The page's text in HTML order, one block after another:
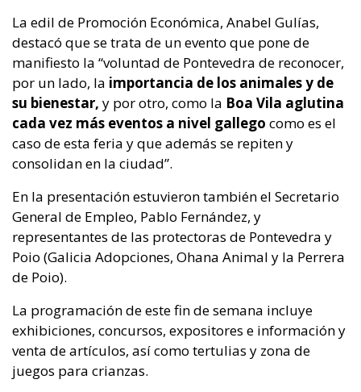
La edil de Promoción Económica, Anabel Gulías,
destacó que se trata de un evento que pone de
manifiesto la “voluntad de Pontevedra de reconocer,
por un lado, la importancia de los animales y de
su bienestar, y por otro, como la Boa Vila aglutina
cada vez más eventos a nivel gallego como es el
caso de esta feria y que además se repiten y
consolidan en la ciudad”.
En la presentación estuvieron también el Secretario
General de Empleo, Pablo Fernández, y
representantes de las protectoras de Pontevedra y
Poio (Galicia Adopciones, Ohana Animal y la Perrera
de Poio).
La programación de este fin de semana incluye
exhibiciones, concursos, expositores e información y
venta de artículos, así como tertulias y zona de
juegos para crianzas.